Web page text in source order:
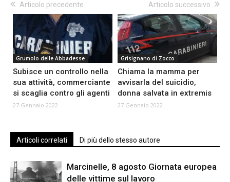
Articolo precedente
Grumolo delle Abbadesse
Subisce un controllo nella
sua attività, commerciante
si scaglia contro gli agenti
27 Gennaio 2022
Articolo successivo
Grisignano di Zocco
Chiama la mamma per
avvisarla del suicidio,
donna salvata in extremis
27 Gennaio 2022
Articoli correlati Di più dello stesso autore
Marcinelle, 8 agosto Giornata europea
delle vittime sul lavoro